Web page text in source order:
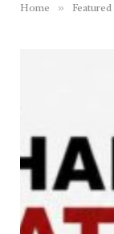
Home » Featured